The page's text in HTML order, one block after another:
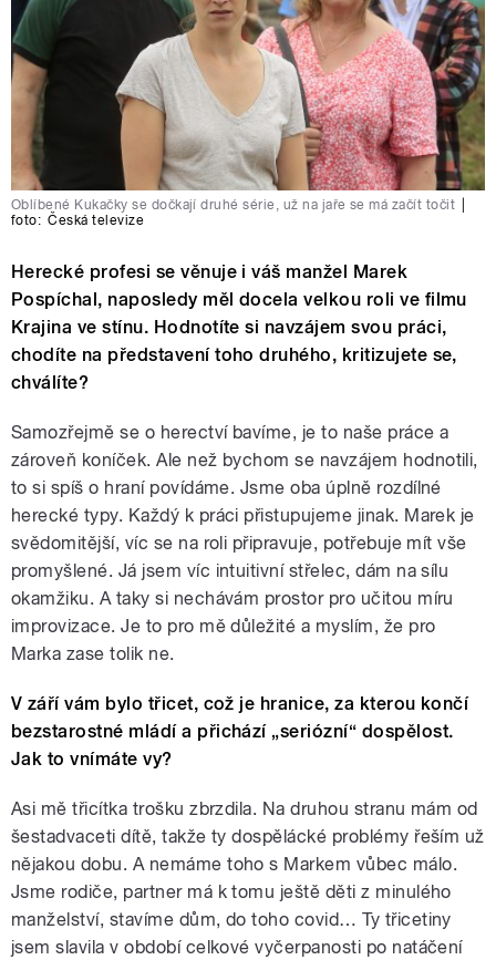
Oblíbené Kukačky se dočkají druhé série, už na jaře se má začít točit
foto: Česká televize
Herecké profesi se věnuje i váš manžel Marek
Pospíchal, naposledy měl docela velkou roli ve filmu
Krajina ve stínu. Hodnotíte si navzájem svou práci,
chodíte na představení toho druhého, kritizujete se,
chválíte?
Samozřejmě se o herectví bavíme, je to naše práce a
zároveň koníček. Ale než bychom se navzájem hodnotili,
to si spíš o hraní povídáme. Jsme oba úplně rozdílné
herecké typy. Každý k práci přistupujeme jinak. Marek je
svědomitější, víc se na roli připravuje, potřebuje mít vše
promyšlené. Já jsem víc intuitivní střelec, dám na sílu
okamžiku. A taky si nechávám prostor pro učitou míru
improvizace. Je to pro mě důležité a myslím, že pro
Marka zase tolik ne.
V září vám bylo třicet, což je hranice, za kterou končí
bezstarostné mládí a přichází „seriózní“ dospělost.
Jak to vnímáte vy?
Asi mě třicítka trošku zbrzdila. Na druhou stranu mám od
šestadvaceti dítě, takže ty dospělácké problémy řeším už
nějakou dobu. A nemáme toho s Markem vůbec málo.
Jsme rodiče, partner má k tomu ještě děti z minulého
manželství, stavíme dům, do toho covid… Ty třicetiny
jsem slavila v období celkové vyčerpanosti po natáčení